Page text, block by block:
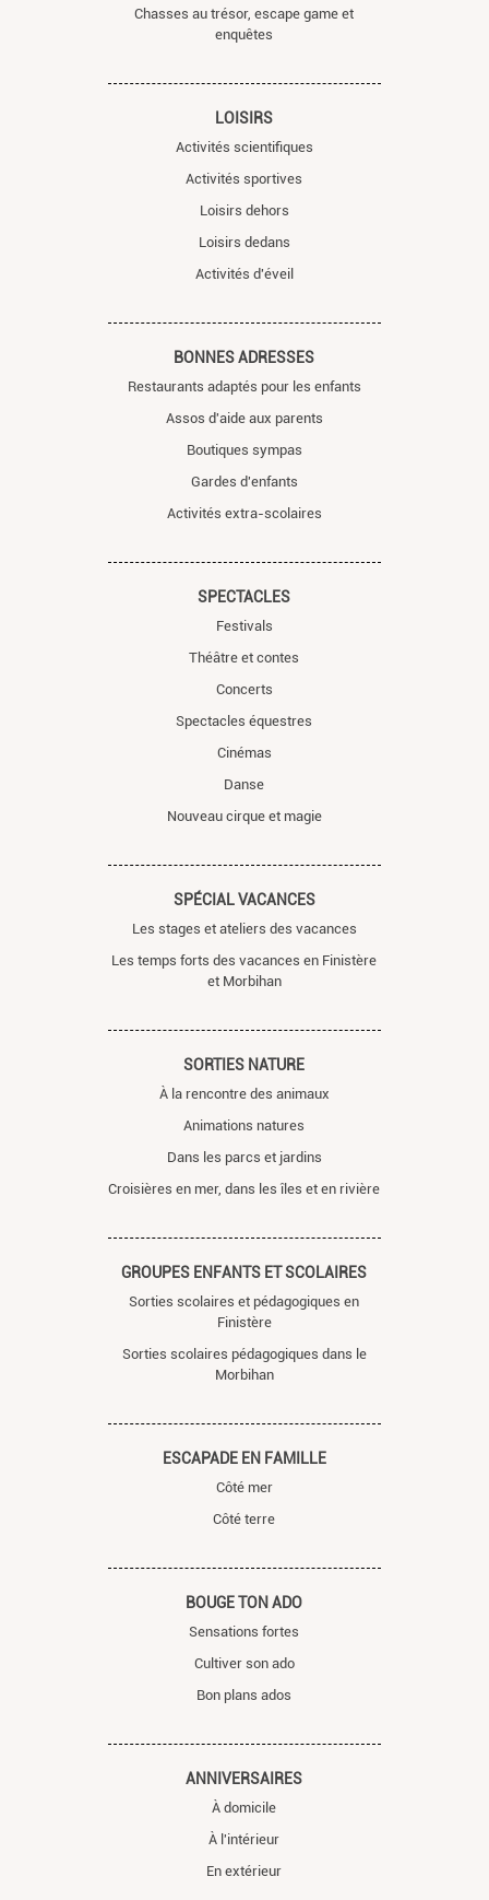
Chasses au trésor, escape game et
enquêtes
LOISIRS
Activités scientifiques
Activités sportives
Loisirs dehors
Loisirs dedans
Activités d'éveil
BONNES ADRESSES
Restaurants adaptés pour les enfants
Assos d'aide aux parents
Boutiques sympas
Gardes d'enfants
Activités extra-scolaires
SPECTACLES
Festivals
Théâtre et contes
Concerts
Spectacles équestres
Cinémas
Danse
Nouveau cirque et magie
SPÉCIAL VACANCES
Les stages et ateliers des vacances
Les temps forts des vacances en Finistère
et Morbihan
SORTIES NATURE
À la rencontre des animaux
Animations natures
Dans les parcs et jardins
Croisières en mer, dans les îles et en rivière
GROUPES ENFANTS ET SCOLAIRES
Sorties scolaires et pédagogiques en
Finistère
Sorties scolaires pédagogiques dans le
Morbihan
ESCAPADE EN FAMILLE
Côté mer
Côté terre
BOUGE TON ADO
Sensations fortes
Cultiver son ado
Bon plans ados
ANNIVERSAIRES
À domicile
À l'intérieur
En extérieur